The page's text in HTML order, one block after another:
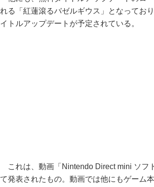
れる「紅蓮滾るバゼルギウス」となってお
イトルアップデートが予定されている。
これは、動画「Nintendo Direct mini ソフ
て発表されたもの。動画では他にもゲーム